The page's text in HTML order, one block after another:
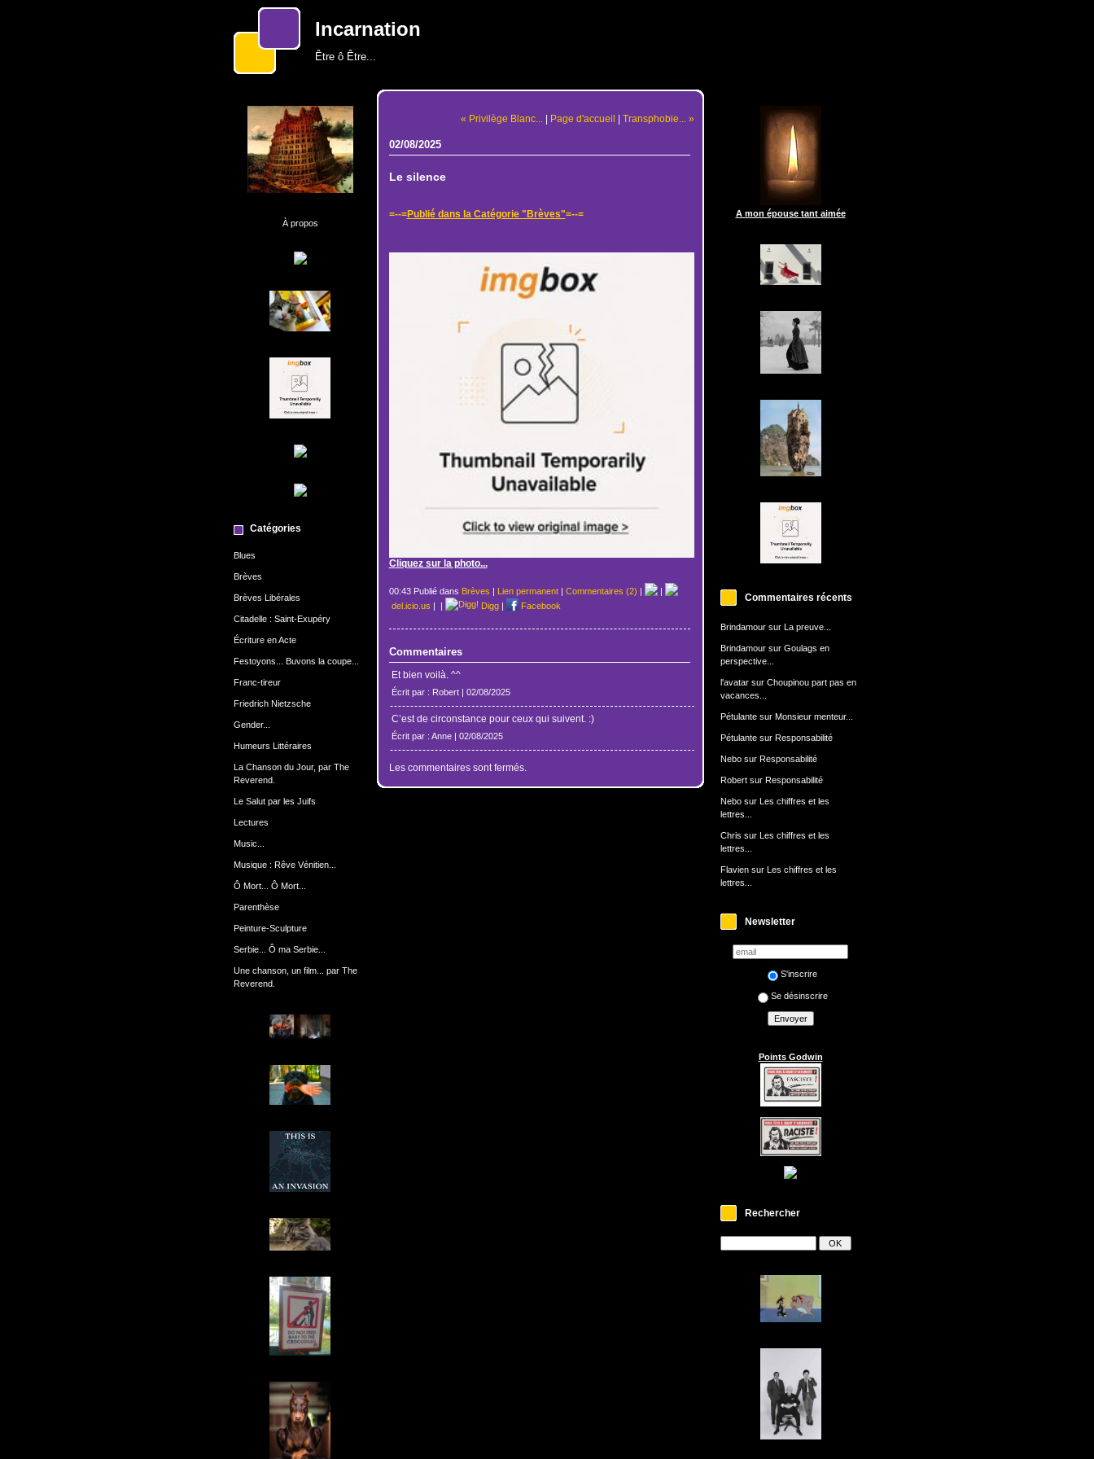
Incarnation
Être ô Être...
À propos
Catégories
Blues
Brèves
Brèves Libérales
Citadelle : Saint-Exupéry
Écriture en Acte
Festoyons... Buvons la coupe...
Franc-tireur
Friedrich Nietzsche
Gender...
Humeurs Littéraires
La Chanson du Jour, par The
Reverend.
Le Salut par les Juifs
Lectures
Music...
Musique : Rêve Vénitien...
Ô Mort... Ô Mort...
Parenthèse
Peinture-Sculpture
Serbie... Ô ma Serbie...
Une chanson, un film... par The
Reverend.
A mon épouse tant aimée
Commentaires récents
Brindamoursur La preuve...
Brindamoursur Goulags en
perspective...
l'avatarsur Choupinou part pas en
vacances...
Pétulantesur Monsieur menteur...
Pétulantesur Responsabilité
Nebosur Responsabilité
Robertsur Responsabilité
Nebosur Les chiffres et les
lettres...
Chris sur Les chiffres et les
lettres...
Flaviensur Les chiffres et les
lettres...
Newsletter
S'inscrire
Se désinscrire
Points Godwin
Rechercher
« Privilège Blanc... | Page d'accueil | Transphobie... »
02/08/2025
Le silence
=--=Publié dans la Catégorie "Brèves"=--=
Cliquez sur la photo...
00:43 Publié dans Brèves | Lien permanent| Commentaires (2) |
|
del.icio.us | | Digg| Facebook
Commentaires
Et bien voilà. ^^
Écrit par : Robert | 02/08/2025
C’est de circonstance pour ceux qui suivent. :)
Écrit par : Anne | 02/08/2025
Les commentaires sont fermés.